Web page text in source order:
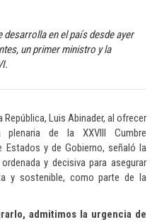
en el país desde ayer
un primer ministro y la
República, Luis Abinader, al ofrecer
de la XXVIII Cumbre
Estados y de Gobierno, señaló la
y decisiva para asegurar
y sostenible, como parte de la
admitimos la urgencia de